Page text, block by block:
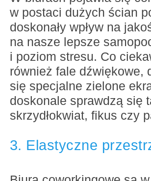
w postaci dużych ścian
doskonały wpływ na
na nasze lepsze
i poziom stresu. Co
również fale dźwiękowe,
się specjalne zielone
doskonale sprawdzą się
skrzydłokwiat, fikus czy
3. Elastyczne